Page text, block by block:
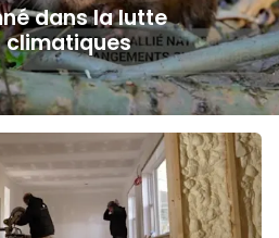
dans la lutte
climatiques